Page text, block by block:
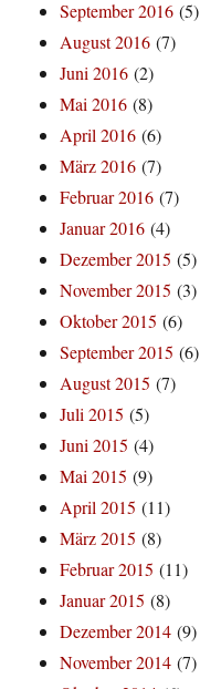
September 2016 (5)
August 2016 (7)
Juni 2016 (2)
Mai 2016 (8)
April 2016 (6)
März 2016 (7)
Februar 2016 (7)
Januar 2016 (4)
Dezember 2015 (5)
November 2015 (3)
Oktober 2015 (6)
September 2015 (6)
August 2015 (7)
Juli 2015 (5)
Juni 2015 (4)
Mai 2015 (9)
April 2015 (11)
März 2015 (8)
Februar 2015 (11)
Januar 2015 (8)
Dezember 2014 (9)
November 2014 (7)